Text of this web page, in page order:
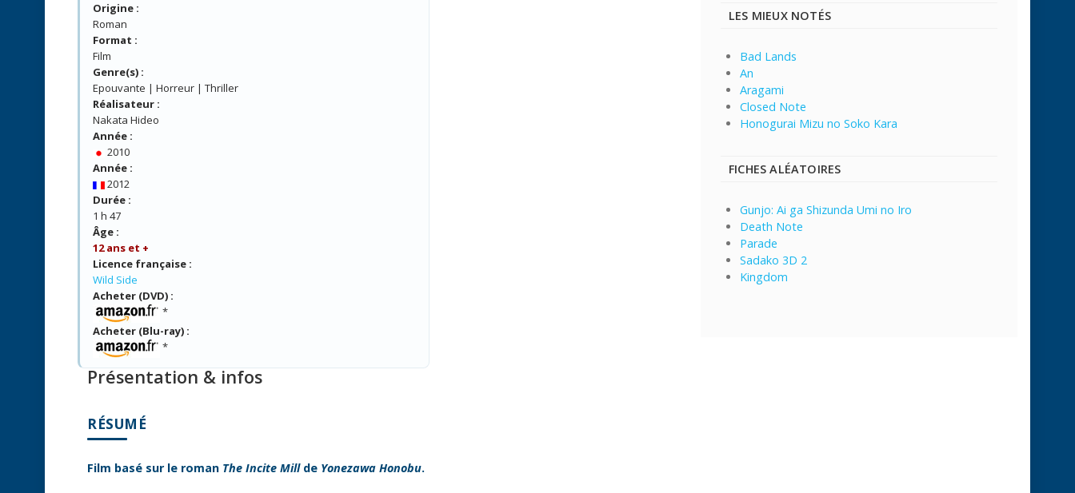
Origine :
Roman
Format :
Film
Genre(s) :
Epouvante | Horreur | Thriller
Réalisateur :
Nakata Hideo
Année :
2010
Année :
2012
Durée :
1 h 47
Âge :
12 ans et +
Licence française :
Wild Side
Acheter (DVD) :
*
Acheter (Blu-ray) :
*
Présentation & infos
RÉSUMÉ
Film basé sur le roman The Incite Millde Yonezawa Honobu.
LES MIEUX NOTÉS
Bad Lands
An
Aragami
Closed Note
Honogurai Mizu no Soko Kara
FICHES ALÉATOIRES
Gunjo: Ai ga Shizunda Umi no Iro
Death Note
Parade
Sadako 3D 2
Kingdom